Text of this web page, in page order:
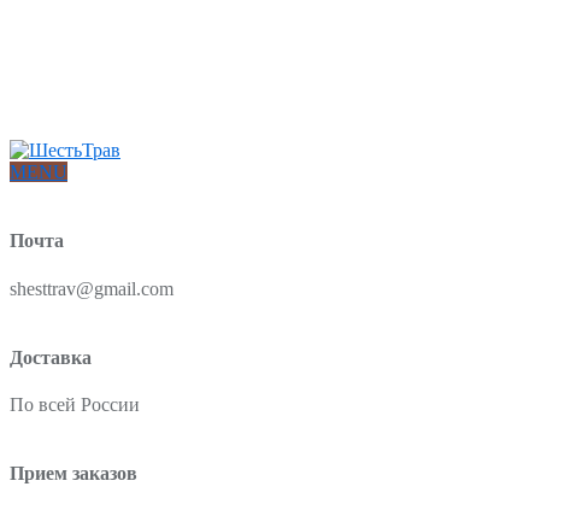
MENU
Почта
shesttrav@gmail.com
Доставка
По всей России
Прием заказов